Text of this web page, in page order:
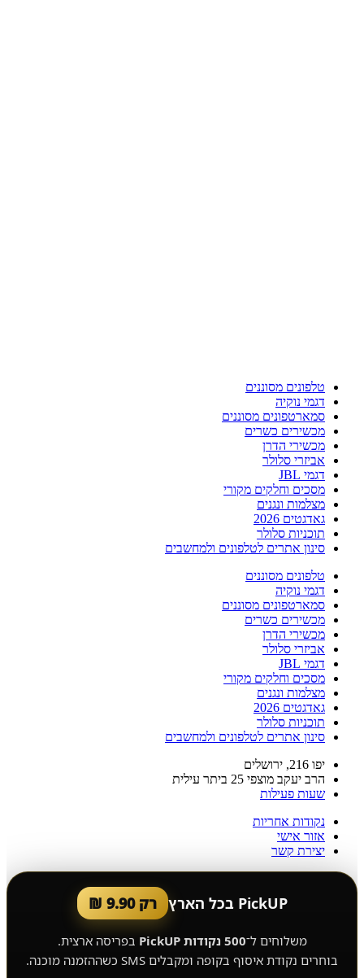
טלפונים מסוננים
דגמי נוקיה
סמארטפונים מסוננים
מכשירים כשרים
מכשירי הדרן
אביזרי סלולר
דגמי JBL
מסכים וחלקים מקורי
מצלמות ונגנים
גאדגטים 2026
תוכניות סלולר
סינון אתרים לטלפונים ולמחשבים
טלפונים מסוננים
דגמי נוקיה
סמארטפונים מסוננים
מכשירים כשרים
מכשירי הדרן
אביזרי סלולר
דגמי JBL
מסכים וחלקים מקורי
מצלמות ונגנים
גאדגטים 2026
תוכניות סלולר
סינון אתרים לטלפונים ולמחשבים
יפו 216, ירושלים
הרב יעקב מוצפי 25 ביתר עילית
שעות פעילות
נקודות אחריות
אזור אישי
יצירת קשר
PickUP בכל הארץ רק 9.90 ₪
משלוחים ל־500 נקודות PickUP
בפריסה ארצית.
בוחרים נקודת איסוף בקופה ומקבלים SMS כשההזמנה מוכנה.